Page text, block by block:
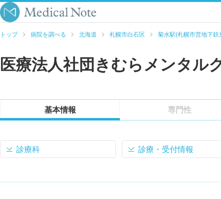
トップ 病院を調べる 北海道 札幌市白石区 菊水駅(札幌市営地下鉄
医療法人社団きむらメンタル
基本情報 専門性
診療科 診療・受付情報